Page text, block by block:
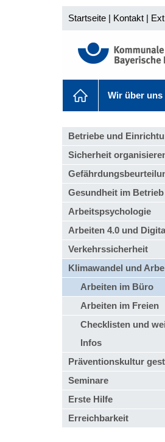
Startseite | Kontakt |
Wir über uns
Betriebe und
Sicherheit
Gesundheit im Betrieb
Arbeitspsychologie
Arbeiten 4.0 und
Verkehrssicherheit
Klimawandel und
Arbeiten im Büro
Arbeiten im Freien
Checklisten und
Infos
Präventionskultur
Seminare
Erste Hilfe
Erreichbarkeit